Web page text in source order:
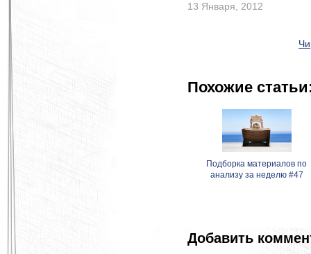
13 Января, 2012
Похожие
Подборка материалов по
анализу за неделю #47
Добавить